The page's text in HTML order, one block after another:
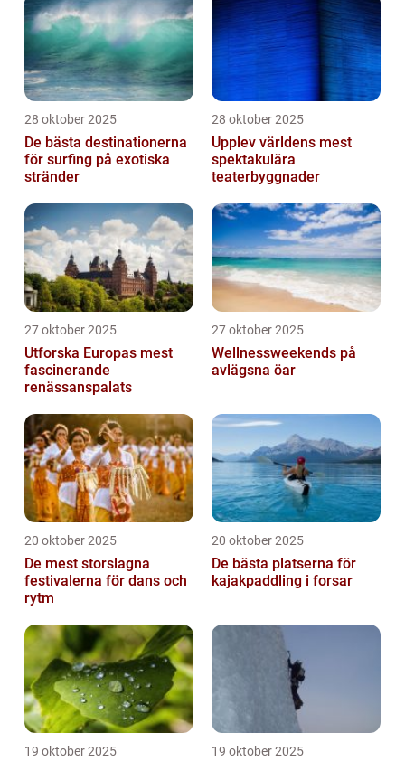
28 oktober 2025
De bästa destinationerna
för surfing på exotiska
stränder
28 oktober 2025
Upplev världens mest
spektakulära
teaterbyggnader
27 oktober 2025
Utforska Europas mest
fascinerande
renässanspalats
27 oktober 2025
Wellnessweekends på
avlägsna öar
20 oktober 2025
De mest storslagna
festivalerna för dans och
rytm
20 oktober 2025
De bästa platserna för
kajakpaddling i forsar
19 oktober 2025 19 oktober 2025